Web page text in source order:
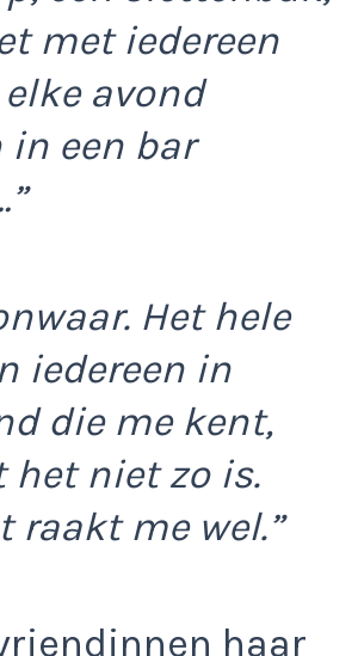
met iedereen
avond
een bar
Het hele
iedereen in
die me kent,
het niet zo is.
raakt me wel.”
haar